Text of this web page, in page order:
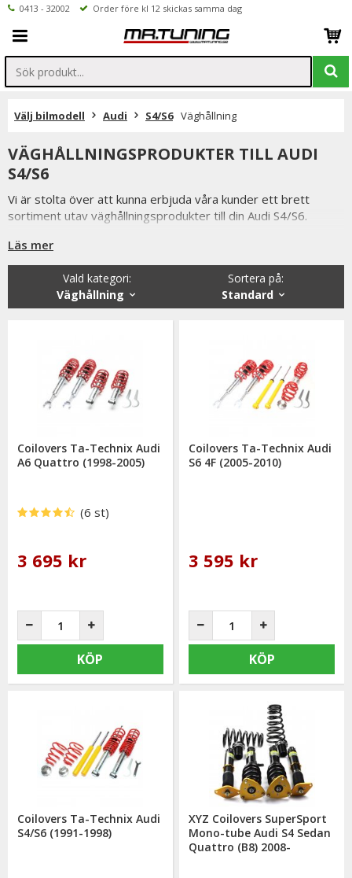
0413 - 32002 Order före kl 12 skickas samma dag
Välj bilmodell Audi S4/S6 Väghållning
VÄGHÅLLNINGSPRODUKTER TILL AUDI
S4/S6
Vi är stolta över att kunna erbjuda våra kunder ett brett
sortiment utav väghållningsprodukter till din Audi S4/S6.
Så som coilovers, sportchassi, sänkningssatser
Från kända tillverkare så som XYZ, MTS-Technk, Ta-Technik
Läs mer
Sortera på:
Standard
Vald kategori:
Väghållning
Coilovers Ta-Technix Audi
A6 Quattro (1998-2005)
(6 st)
3 695 kr
KÖP
Coilovers Ta-Technix Audi
S6 4F (2005-2010)
3 595 kr
KÖP
Coilovers Ta-Technix Audi
S4/S6 (1991-1998)
XYZ Coilovers SuperSport
Mono-tube Audi S4 Sedan
Quattro (B8) 2008-